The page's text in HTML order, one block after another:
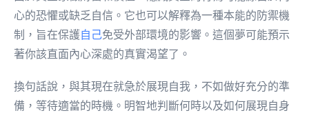
心的恐懼或缺乏自信。它也可以解釋為一種本能的防禦機
制，旨在保護自己免受外部環境的影響。這個夢可能預示
著你該直面內心深處的真實渴望了。
換句話說，與其現在就急於展現自我，不如做好充分的準
備，等待適當的時機。明智地判斷何時以及如何展現自身